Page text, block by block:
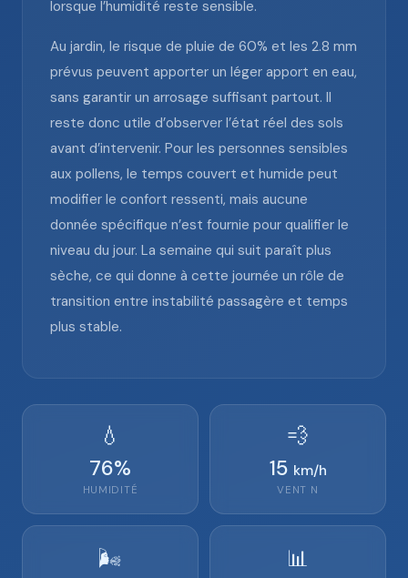
lorsque l’humidité reste sensible.
Au jardin, le risque de pluie de 60% et les 2.8 mm
prévus peuvent apporter un léger apport en eau,
sans garantir un arrosage suffisant partout. Il
reste donc utile d’observer l’état réel des sols
avant d’intervenir. Pour les personnes sensibles
aux pollens, le temps couvert et humide peut
modifier le confort ressenti, mais aucune
donnée spécifique n’est fournie pour qualifier le
niveau du jour. La semaine qui suit paraît plus
sèche, ce qui donne à cette journée un rôle de
transition entre instabilité passagère et temps
plus stable.
💧
76%
HUMIDITÉ
💨
15 km/h
VENT N
🌬️ 📊